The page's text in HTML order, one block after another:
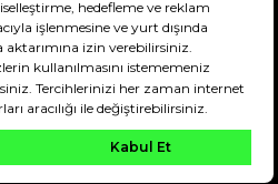
Tüm hakları saklıdır.